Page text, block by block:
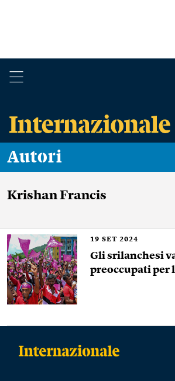
Autori
Krishan Francis
19 SET 2024
Gli srilanchesi
preoccupati per